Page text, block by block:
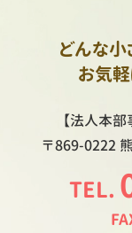
どんな小
お気軽
【法人本
〒869-0222
TEL.